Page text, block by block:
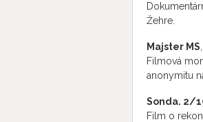
Žehre.
Majster MS
Filmová
anonymitu
Sonda. 2/
Film o